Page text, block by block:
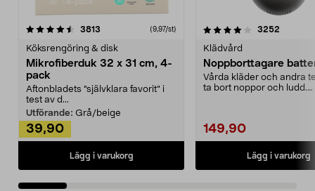
3813 (9,97/st)
Köksrengöring & disk
Mikrofiberduk 32 x 31 cm, 4-
pack
Aftonbladets "självklara favorit” i
test av d...
Utförande: Grå/beige
39,90
Lägg i varukorg
4.0av 5 stjärnor 3252
Klädvård
Noppborttagare
Vårda kläder och andra
ta bort noppor och ludd.
149,90
Lägg i varukorg
4.5av 5 stjärnor